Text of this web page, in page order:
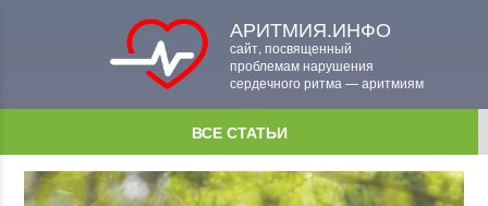
АРИТМИЯ.ИНФО
сайт, посвященный
проблемам нарушения
сердечного ритма — аритмиям
ВСЕ СТАТЬИ